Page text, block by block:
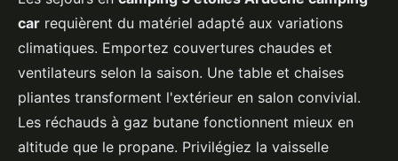
car requièrent du matériel adapté aux variations
climatiques. Emportez couvertures chaudes et
ventilateurs selon la saison. Une table et chaises
pliantes transforment l'extérieur en salon convivial.
Les réchauds à gaz butane fonctionnent mieux en
altitude que le propane. Privilégiez la vaisselle